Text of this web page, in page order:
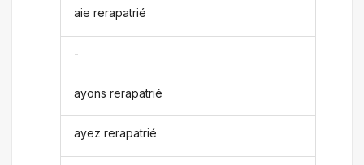
aie rerapatrié
-
ayons rerapatrié
ayez rerapatrié